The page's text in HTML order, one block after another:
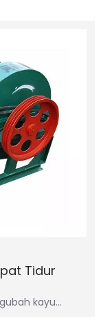
Tidur
kayu…